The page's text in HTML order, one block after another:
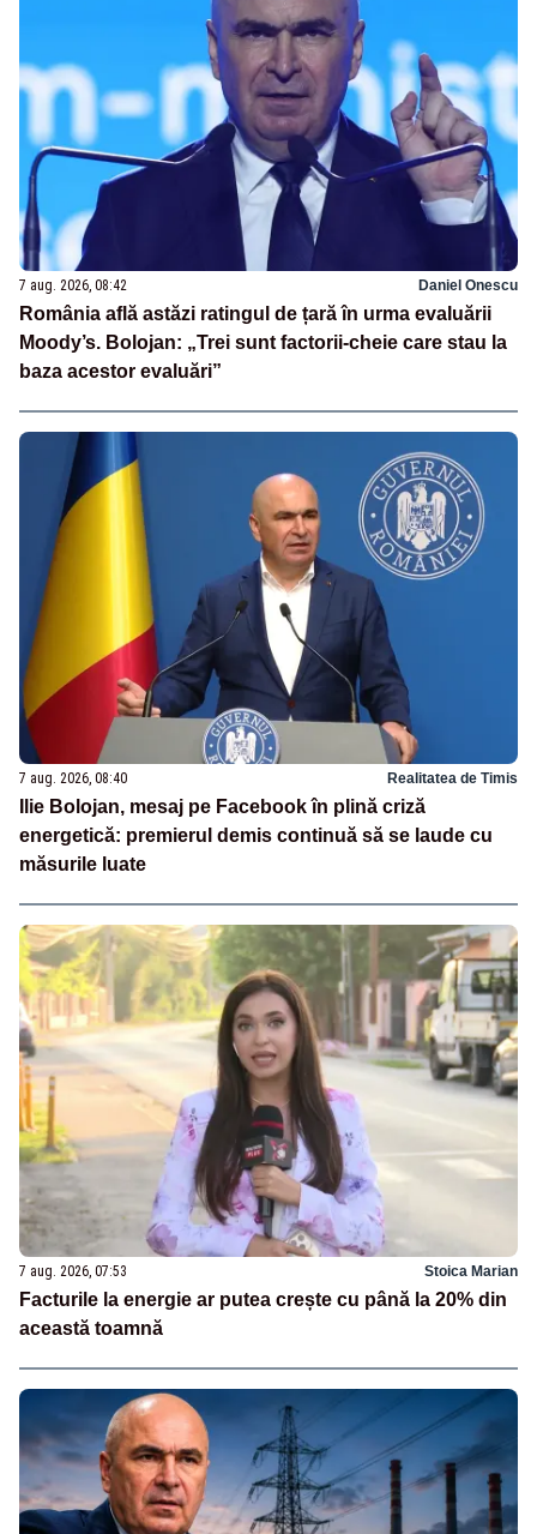
7 aug. 2026, 08:42 Daniel Onescu
România află astăzi ratingul de țară în urma evaluării
Moody’s. Bolojan: „Trei sunt factorii-cheie care stau la
baza acestor evaluări”
7 aug. 2026, 08:40 Realitatea de Timis
Ilie Bolojan, mesaj pe Facebook în plină criză
energetică: premierul demis continuă să se laude cu
măsurile luate
7 aug. 2026, 07:53 Stoica Marian
Facturile la energie ar putea crește cu până la 20% din
această toamnă